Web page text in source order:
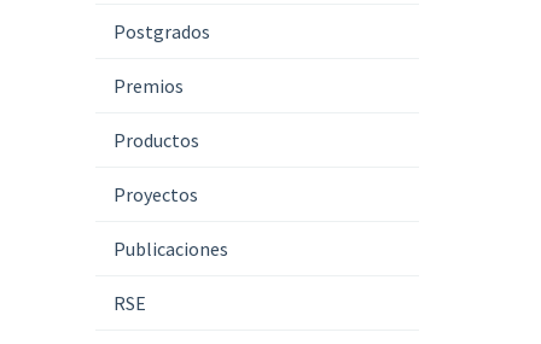
Postgrados
Premios
Productos
Proyectos
Publicaciones
RSE